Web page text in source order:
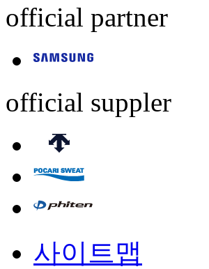
official partner
official suppler
사이트맵